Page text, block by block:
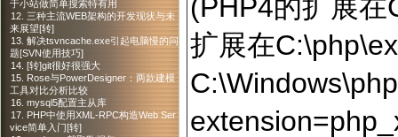
于小站做简单搜索特有用
12. 三种主流WEB架构的开发现状与未
来展望[转]
13. 解决tsvncache.exe引起电脑慢的问
题[SVN使用技巧]
14. [转]git很好很强大
15. Rose与PowerDesigner：两款建模
工具对比分析比较
16. mysql5配置主从库
17. PHP中使用XML-RPC构造Web Ser
vice简单入门[转]
(PHP4的扩展
扩展在